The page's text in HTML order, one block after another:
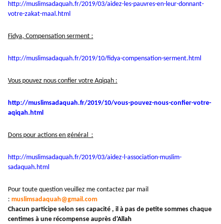
http://muslimsadaquah.fr/2019/03/aidez-les-pauvres-en-leur-donnant-
votre-zakat-maal.html
Fidya, Compensation serment :
http://muslimsadaquah.fr/2019/10/fidya-compensation-serment.html
Vous pouvez nous confier votre Aqiqah :
http://muslimsadaquah.fr/2019/10/vous-pouvez-nous-confier-votre-
aqiqah.html
Dons pour actions en général :
http://muslimsadaquah.fr/2019/03/aidez-l-association-muslim-
sadaquah.html
Pour toute question veuillez me contactez par mail
: muslimsadaquah@gmail.com
Chacun participe selon ses capacité , il à pas de petite sommes chaque
centimes à une récompense auprès d'Allah